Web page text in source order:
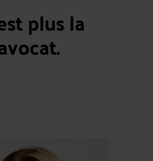
plus la